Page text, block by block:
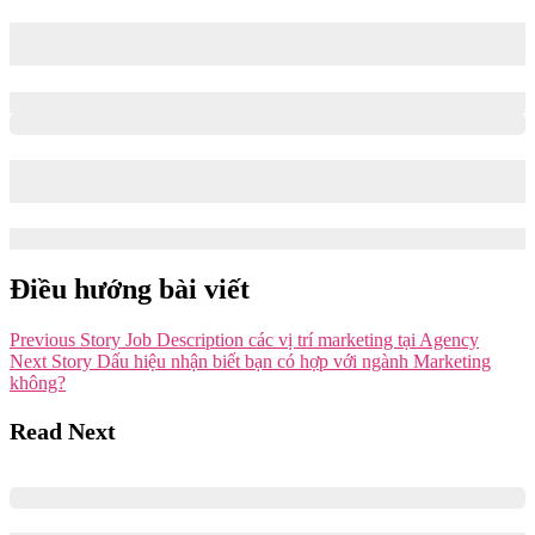
Điều hướng bài viết
Previous Story Job Description các vị trí marketing tại Agency
Next Story Dấu hiệu nhận biết bạn có hợp với ngành Marketing
không?
Read Next